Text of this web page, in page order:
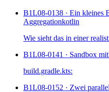
B1L08-0138 · Ein kleines
Aggregationkotlin
Wie sieht das in einer
B1L08-0141 · Sandbox
build.gradle.kts:
B1L08-0152 · Zwei